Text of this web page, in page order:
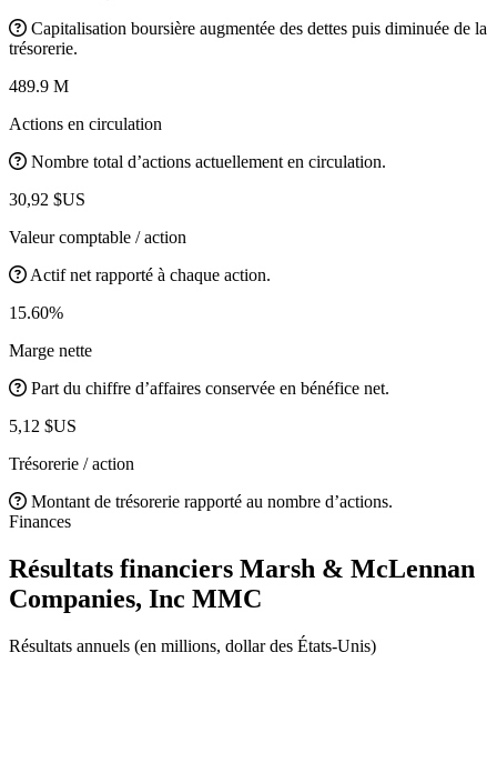
Capitalisation boursière augmentée des dettes puis diminuée de la
trésorerie.
489.9 M
Actions en circulation
Nombre total d’actions actuellement en circulation.
30,92 $US
Valeur comptable / action
Actif net rapporté à chaque action.
15.60%
Marge nette
Part du chiffre d’affaires conservée en bénéfice net.
5,12 $US
Trésorerie / action
Montant de trésorerie rapporté au nombre d’actions.
Finances
Résultats financiers Marsh & McLennan
Companies, Inc MMC
Résultats annuels (en millions, dollar des États-Unis)